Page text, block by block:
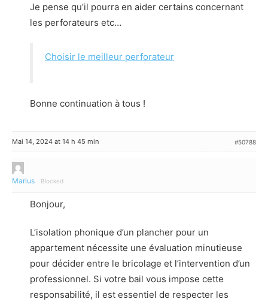
Je pense qu’il pourra en aider certains concernant
les perforateurs etc…
Choisir le meilleur perforateur
Bonne continuation à tous !
Mai 14, 2024 at 14 h 45 min #50788
Marius Blocked
Bonjour,
L’isolation phonique d’un plancher pour un
appartement nécessite une évaluation minutieuse
pour décider entre le bricolage et l’intervention d’un
professionnel. Si votre bail vous impose cette
responsabilité, il est essentiel de respecter les